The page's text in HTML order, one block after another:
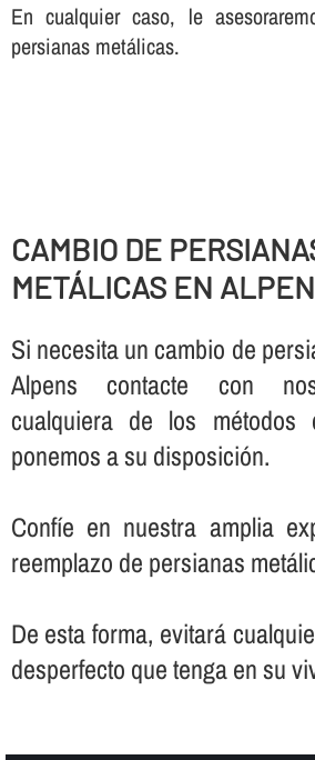
En cualquier caso, le
persianas metálicas.
CAMBIO DE
METÁLICAS EN
Si necesita un cambio de
Alpens contacte con
cualquiera de los métodos
ponemos a su disposición.
Confí­e en nuestra amplia
reemplazo de persianas
De esta forma, evitará
desperfecto que tenga en su